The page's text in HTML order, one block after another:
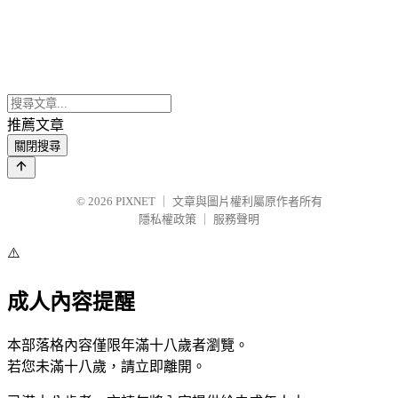
推薦文章
關閉搜尋
© 2026 PIXNET
文章與圖片權利屬原作者所有
隱私權政策
服務聲明
⚠️
成人內容提醒
本部落格內容僅限年滿十八歲者瀏覽。
若您未滿十八歲，請立即離開。